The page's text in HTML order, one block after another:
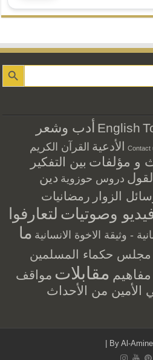
English أدب وشعر
الأدعية القرآن الكريم
و مؤلفات بين التفكير
دروس حوزوية دين
الزوار رمضانيات
وصوتيات لتعارفوا
- وثيقة الاخوة الانسانية ما
مجلس حكماء المسلمين
مفاهيم مقابلات مواقف
الأمين من الأحداث
By Al-
|